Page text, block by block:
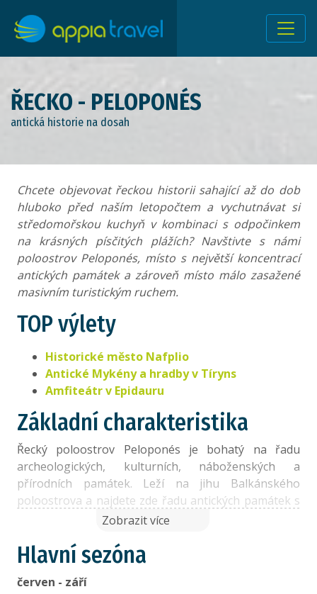
ŘECKO - PELOPONÉS
antická historie na dosah
Chcete objevovat řeckou historii sahající až do dob
hluboko před naším letopočtem a vychutnávat si
středomořskou kuchyň v kombinaci s odpočinkem
na krásných písčitých plážích? Navštivte s námi
poloostrov Peloponés, místo s největší koncentrací
antických památek a zároveň místo málo zasažené
masivním turistickým ruchem.
TOP výlety
Historické město Nafplio
Antické Mykény a hradby v Tíryns
Amfiteátr v Epidauru
Základní charakteristika
Řecký poloostrov Peloponés je bohatý na řadu
archeologických, kulturních, náboženských a
přírodních památek. Leží na jihu Balkánského
poloostrova a najdete zde řadu antických památek s
kořeny sahajícími hluboko před naším letopočtem.
dob 2 tisíce let př. n. l. se dochovali v Mykénách.
Neméně známý je rovněž starověký amfiteátr v
Epidauru.
Zobrazit více
Hlavní sezóna
červen - září